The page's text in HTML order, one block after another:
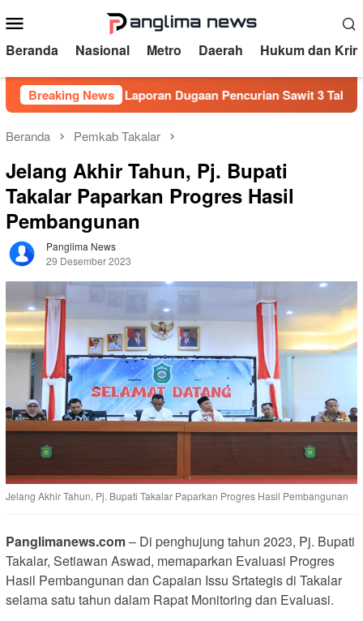
ke
kontenMobile
Beranda Nasional Metro Daerah Hukum dan
Breaking News
Laporan Dugaan Pencurian Sawit 3 Tahun Mandek,
Beranda Pemkab Takalar
Jelang Akhir Tahun, Pj. Bupati
Takalar Paparkan Progres Hasil
Pembangunan
Panglima News
29 Desember 2023
Jelang Akhir Tahun, Pj. Bupati Takalar Paparkan Progres Hasil Pembangunan
Panglimanews.com– Di penghujung tahun 2023, Pj. Bupati
Takalar, Setiawan Aswad, memaparkan Evaluasi Progres
Hasil Pembangunan dan Capaian Issu Srtategis di Takalar
selama satu tahun dalam Rapat Monitoring dan Evaluasi.